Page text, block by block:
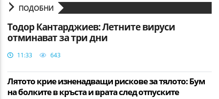
ПОДОБНИ
Тодор Кантарджиев: Летните вируси
отминават за три дни
11:33 643
Лятото крие изненадващи рискове за тялото: Бум
на болките в кръста и врата след отпуските